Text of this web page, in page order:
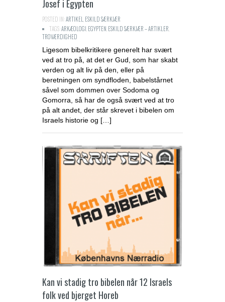
Josef i Egypten
POSTED IN:ARTIKEL,ESKILD SÆRKJÆR
TAGS:ARKÆOLOGI,EGYPTEN,ESKILD SÆRKJÆR – ARTIKLER,
TROVÆRDIGHED
Ligesom bibelkritikere generelt har svært
ved at tro på, at det er Gud, som har skabt
verden og alt liv på den, eller på
beretningen om syndfloden, babelstårnet
såvel som dommen over Sodoma og
Gomorra, så har de også svært ved at tro
på alt andet, der står skrevet i bibelen om
Israels historie og […]
Kan vi stadig tro bibelen når 12 Israels
folk ved bjerget Horeb